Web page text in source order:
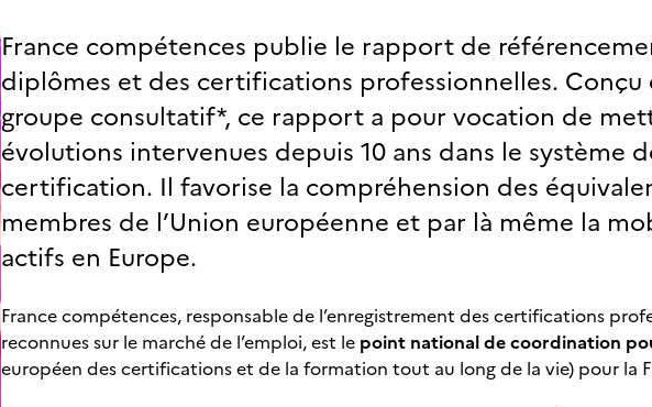
France compétences publie le rapport de
diplômes et des certifications professionnelles.
groupe consultatif*, ce rapport a pour vocation de
évolutions intervenues depuis 10 ans dans le système
certification. Il favorise la compréhension des
membres de l’Union européenne et par là même la
actifs en Europe.
France compétences, responsable de l’enregistrement des certifications
reconnues sur le marché de l’emploi, est le point national de coordination
européen des certifications et de la formation tout au long de la vie) pour la